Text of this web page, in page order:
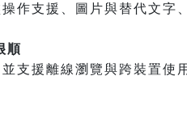
作支援、圖片與替代文字
順
支援離線瀏覽與跨裝置使用